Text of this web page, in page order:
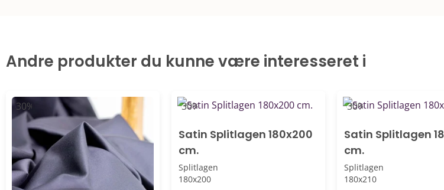
Andre produkter du kunne være interesseret i
-30% -30%
Satin Splitlagen 180x200
cm.
Splitlagen
180x200
-30%
Satin Splitlagen
cm.
Splitlagen
180x210